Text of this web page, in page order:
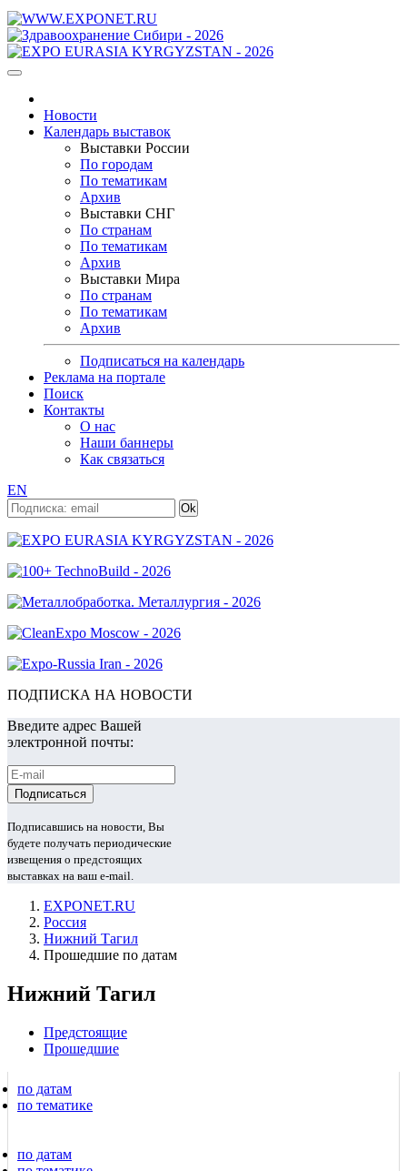
Новости
Календарь выставок
Выставки России
По городам
По тематикам
Архив
Выставки СНГ
По странам
По тематикам
Архив
Выставки Мира
По странам
По тематикам
Архив
Подписаться на календарь
Реклама на портале
Поиск
Контакты
О нас
Наши баннеры
Как связаться
EN
ПОДПИСКА НА НОВОСТИ
Введите адрес Вашей
электронной почты:
Подписавшись на новости, Вы
будете получать периодические
извещения о предстоящих
выставках на ваш e-mail.
EXPONET.RU
Россия
Нижний Тагил
Прошедшие по датам
Нижний Тагил
Предстоящие
Прошедшие
по датам
по тематике
по датам